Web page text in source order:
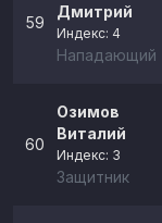
59
Дмитрий
Индекс: 4
Нападающий
60
Озимов
Виталий
Индекс: 3
Защитник